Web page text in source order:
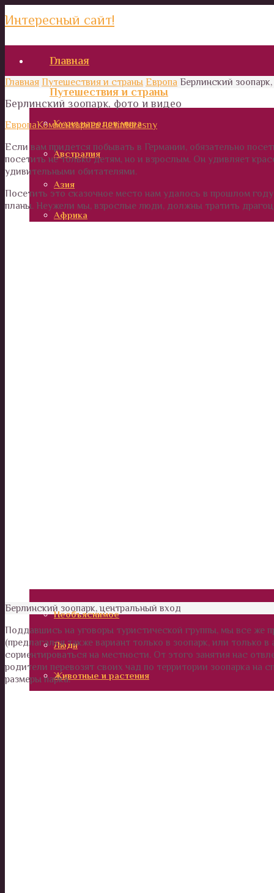
Интересный сайт!
Главная
Путешествия и страны
Кухня народов мира
Австралия
Азия
Африка
Необъяснимое
Люди
Животные и растения
Главная Путешествия и страны Европа Берлинский
Берлинский зоопарк, фото и видео
ЕвропаКомментариев нетinteresny
Если вам придется побывать в Германии, обязательно
посетить не только детям, но и взрослым. Он удивляет
удивительными обитателями.
Посетить это сказочное место нам удалось в прошлом
планы. Неужели мы, взрослые люди, должны тратить
Берлинский зоопарк, центральный вход
Поддавшись на уговоры туристической группы, мы все же
(предлагался также вариант только в зоопарк, или только
сориентироваться на местности. От этого занятия нас
родители перевозят своих чад по территории зоопарка на
размеры парка.